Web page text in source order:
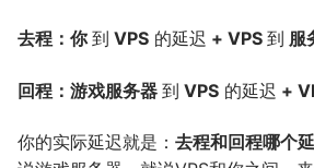
去程：你到 VPS 的延迟 + VPS 到 服
回程：游戏服务器 到 VPS 的延迟 +
你的实际延迟就是： 去程和回程哪个